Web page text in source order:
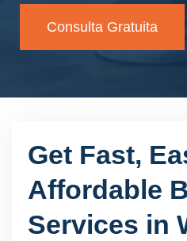
Consulta Gratuita
Get Fast,
Affordable
Services in